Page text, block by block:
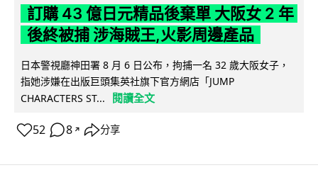
訂購 43 億日元精品後棄單 大阪女 2 年
後終被捕 涉海賊王,火影周邊產品
日本警視廳神田署 8 月 6 日公布，拘捕一名 32 歲大阪女子，
指她涉嫌在出版巨頭集英社旗下官方網店「JUMP
CHARACTERS ST...
閱讀全文
52 8 ↗ 分享